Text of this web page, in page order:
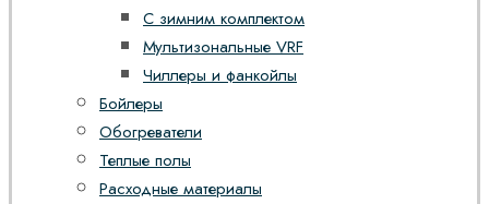
С зимним комплектом
Мультизональные VRF
Чиллеры и фанкойлы
Бойлеры
Обогреватели
Теплые полы
Расходные материалы